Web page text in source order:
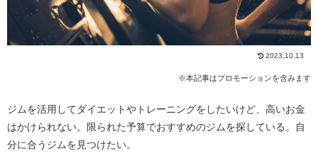
2023.10.13
※本記事はプロモーションを含みます
ジムを活用してダイエットやトレーニングをしたいけど、高いお金
はかけられない。限られた予算でおすすめのジムを探している。自
分に合うジムを見つけたい。